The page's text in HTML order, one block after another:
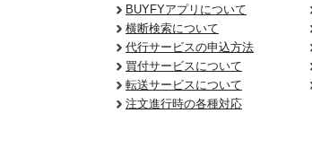
BUYFYアプリについて
横断検索について
代行サービスの申込方法
買付サービスについて
転送サービスについて
注文進行時の各種対応